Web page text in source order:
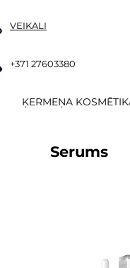
VEIKALI
+371 27603380
ĶERMEŅA
Serums